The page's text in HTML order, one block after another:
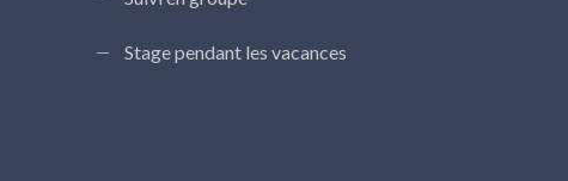
Stage pendant les vacances